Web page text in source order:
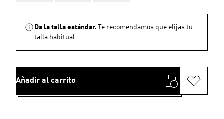
Da la talla estándar.
Te recomendamos que elijas tu
talla habitual.
Añadir al carrito